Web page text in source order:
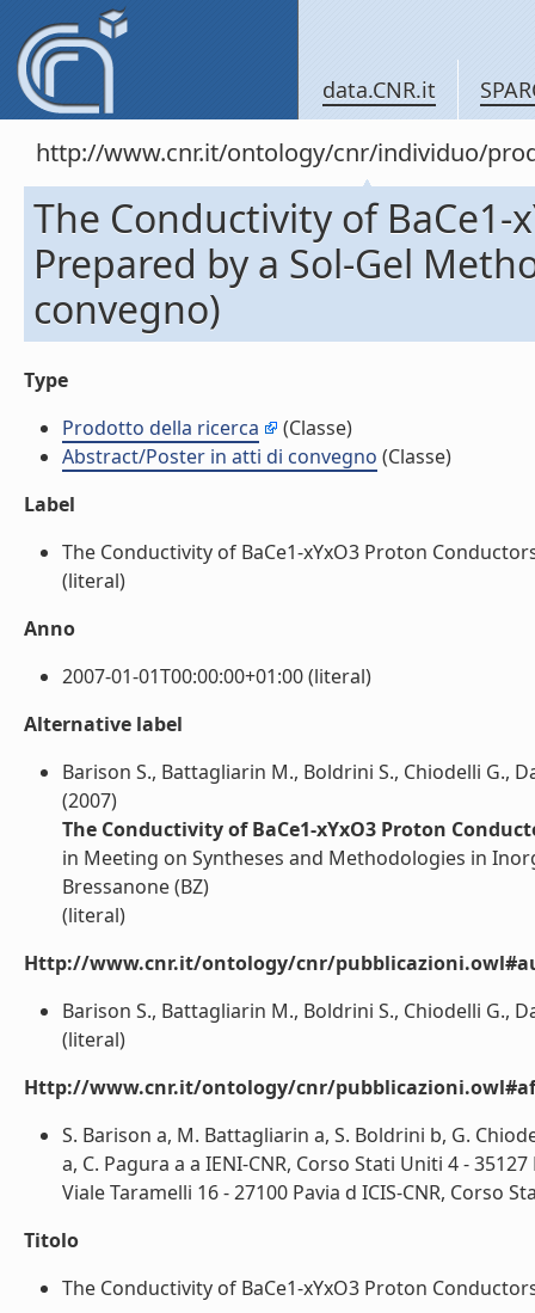
data.CNR.it
http://www.cnr.it/ontology/cnr/individuo/
The Conductivity of
Prepared by a Sol-Gel
convegno)
Type
Prodotto della ricerca
(Classe)
Abstract/Poster in atti di convegno (Classe)
Label
The Conductivity of BaCe1-xYxO3 Proton
(literal)
Anno
2007-01-01T00:00:00+01:00 (literal)
Alternative label
Barison S., Battagliarin M., Boldrini S., Chiodelli G.,
(2007)
The Conductivity of BaCe1-xYxO3 Proton
in Meeting on Syntheses and Methodologies in
Bressanone (BZ)
(literal)
Http://www.cnr.it/ontology/cnr/
Barison S., Battagliarin M., Boldrini S., Chiodelli G.,
(literal)
Http://www.cnr.it/ontology/cnr/
S. Barison a, M. Battagliarin a, S. Boldrini b, G.
a, C. Pagura a a IENI-CNR, Corso Stati Uniti 4 -
Viale Taramelli 16 - 27100 Pavia d ICIS-CNR, Corso
Titolo
The Conductivity of BaCe1-xYxO3 Proton